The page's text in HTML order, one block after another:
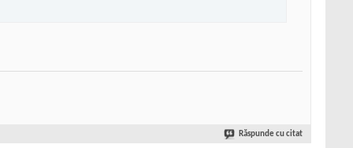
Răspunde cu citat